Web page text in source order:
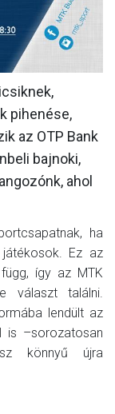
pihenése,
az OTP Bank
bajnoki,
ahol
ha
Ez az
így az MTK
választ találni.
lendült az
is –sorozatosan
könnyű újra